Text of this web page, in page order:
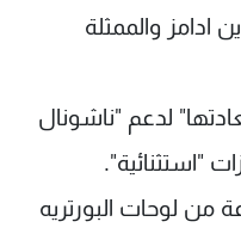
ادامز والممثلة
لدعم "ناشونال
"استثنائية".
من لوحات البورتريه